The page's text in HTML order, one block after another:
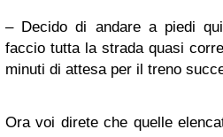
– Decido di andare a piedi
faccio tutta la strada quasi
minuti di attesa per il treno
Ora voi direte che quelle